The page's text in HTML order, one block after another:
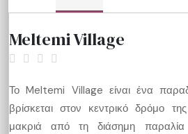
Meltemi Village
Το Meltemi Village είναι ένα
βρίσκεται στον κεντρικό δρόμο
μακριά από τη διάσημη